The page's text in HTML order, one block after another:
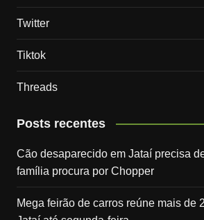
Twitter
Tiktok
Threads
Posts recentes
Cão desaparecido em Jataí precisa
família procura por Chopper
Mega feirão de carros reúne mais de